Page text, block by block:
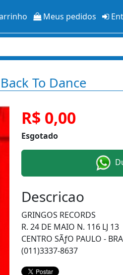
Meus pedidos
To Dance
R$ 0,00
Esgotado
Descricao
GRINGOS RECORDS
R. 24 DE MAIO N. 116 LJ 13
CENTRO SÃƒO PAULO -
(011)3337-8637